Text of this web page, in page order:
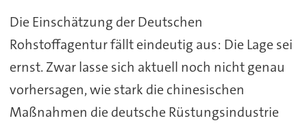
Die Einschätzung der Deutschen
Rohstoffagentur fällt eindeutig aus: Die Lage sei
ernst. Zwar lasse sich aktuell noch nicht genau
vorhersagen, wie stark die chinesischen
Maßnahmen die deutsche Rüstungsindustrie